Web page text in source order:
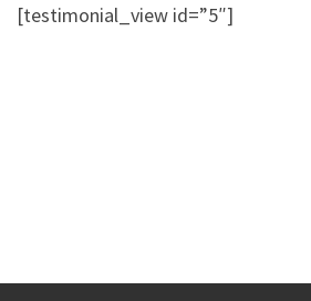
[testimonial_view id=”5″]